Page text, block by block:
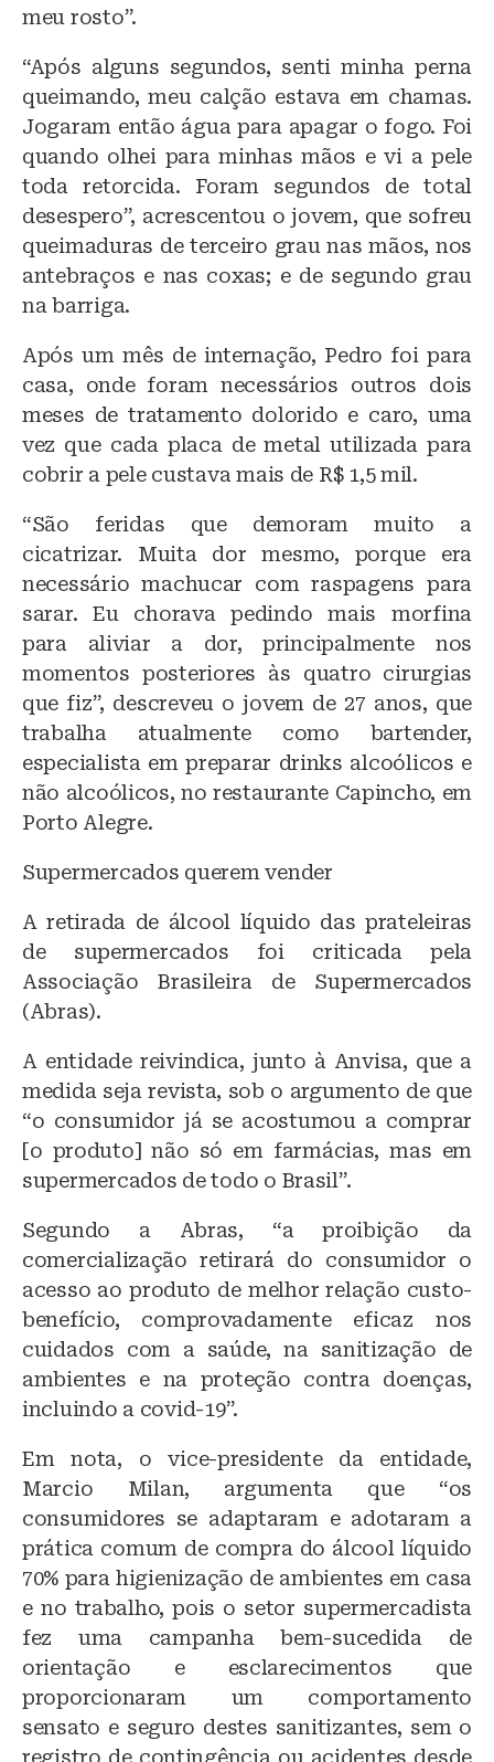
meu rosto”.
“Após alguns segundos, senti minha perna
queimando, meu calção estava em chamas.
Jogaram então água para apagar o fogo. Foi
quando olhei para minhas mãos e vi a pele
toda retorcida. Foram segundos de total
desespero”, acrescentou o jovem, que sofreu
queimaduras de terceiro grau nas mãos, nos
antebraços e nas coxas; e de segundo grau
na barriga.
Após um mês de internação, Pedro foi para
casa, onde foram necessários outros dois
meses de tratamento dolorido e caro, uma
vez que cada placa de metal utilizada para
cobrir a pele custava mais de R$ 1,5 mil.
“São feridas que demoram muito a
cicatrizar. Muita dor mesmo, porque era
necessário machucar com raspagens para
sarar. Eu chorava pedindo mais morfina
para aliviar a dor, principalmente nos
momentos posteriores às quatro cirurgias
que fiz”, descreveu o jovem de 27 anos, que
trabalha atualmente como bartender,
especialista em preparar drinks alcoólicos e
não alcoólicos, no restaurante Capincho, em
Porto Alegre.
Supermercados querem vender
A retirada de álcool líquido das prateleiras
de supermercados foi criticada pela
Associação Brasileira de Supermercados
(Abras).
A entidade reivindica, junto à Anvisa, que a
medida seja revista, sob o argumento de que
“o consumidor já se acostumou a comprar
[o produto] não só em farmácias, mas em
supermercados de todo o Brasil”.
Segundo a Abras, “a proibição da
comercialização retirará do consumidor o
acesso ao produto de melhor relação custo-
benefício, comprovadamente eficaz nos
cuidados com a saúde, na sanitização de
ambientes e na proteção contra doenças,
incluindo a covid-19”.
Em nota, o vice-presidente da entidade,
Marcio Milan, argumenta que “os
consumidores se adaptaram e adotaram a
prática comum de compra do álcool líquido
70% para higienização de ambientes em casa
e no trabalho, pois o setor supermercadista
fez uma campanha bem-sucedida de
orientação e esclarecimentos que
proporcionaram um comportamento
sensato e seguro destes sanitizantes, sem o
registro de contingência ou acidentes desde